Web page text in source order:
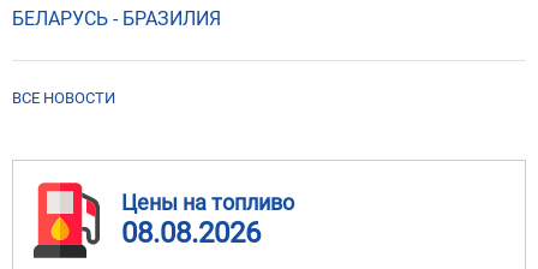
БЕЛАРУСЬ - БРАЗИЛИЯ
ВСЕ НОВОСТИ
Цены на топливо
08.08.2026